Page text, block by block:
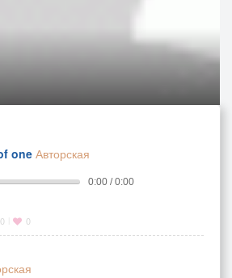
one Авторская
0:00 / 0:00
0 0